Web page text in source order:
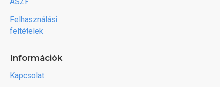
Felhasználási
feltételek
Információk
Kapcsolat